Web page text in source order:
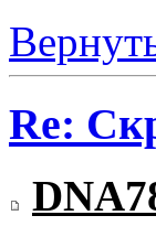
Re: